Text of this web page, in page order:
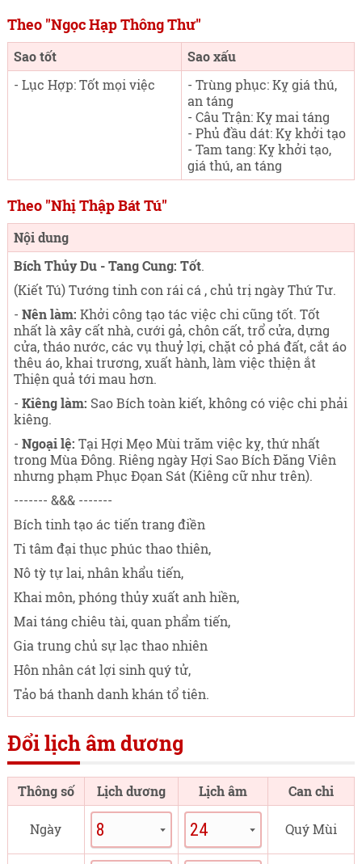
Theo "Ngọc Hạp Thông Thư"
Sao tốt
Sao xấu
- Lục Hợp: Tốt mọi việc
- Trùng phục: Kỵ giá thú,
an táng
- Câu Trận: Kỵ mai táng
- Phủ đầu dát: Kỵ khởi tạo
- Tam tang: Kỵ khởi tạo,
giá thú, an táng
Theo "Nhị Thập Bát Tú"
Nội dung
Bích Thủy Du - Tang Cung: Tốt.
(Kiết Tú) Tướng tinh con rái cá , chủ trị ngày Thứ Tư.
- Nên làm: Khởi công tạo tác việc chi cũng tốt. Tốt
nhất là xây cất nhà, cưới gả, chôn cất, trổ cửa, dựng
cửa, tháo nước, các vụ thuỷ lợi, chặt cỏ phá đất, cắt áo
thêu áo, khai trương, xuất hành, làm việc thiện ắt
Thiện quả tới mau hơn.
- Kiêng làm: Sao Bích toàn kiết, không có việc chi phải
kiêng.
- Ngoại lệ: Tại Hợi Mẹo Mùi trăm việc kỵ, thứ nhất
trong Mùa Đông. Riêng ngày Hợi Sao Bích Đăng Viên
nhưng phạm Phục Đọan Sát (Kiêng cữ như trên).
------- &&& -------
Bích tinh tạo ác tiến trang điền
Ti tâm đại thục phúc thao thiên,
Nô tỳ tự lai, nhân khẩu tiến,
Khai môn, phóng thủy xuất anh hiền,
Mai táng chiêu tài, quan phẩm tiến,
Gia trung chủ sự lạc thao nhiên
Hôn nhân cát lợi sinh quý tử,
Tảo bá thanh danh khán tổ tiên.
Đổi lịch âm dương
Thông số Lịch dương Lịch âm Can chi
Ngày Quý Mùi